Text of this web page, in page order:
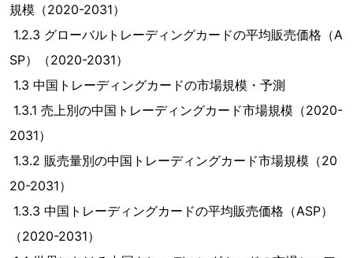
規模（2020-2031）
1.2.3 グローバルトレーディングカードの平均販売価格（A
SP）（2020-2031）
1.3 中国トレーディングカードの市場規模・予測
1.3.1 売上別の中国トレーディングカード市場規模（2020-
2031）
1.3.2 販売量別の中国トレーディングカード市場規模（20
20-2031）
1.3.3 中国トレーディングカードの平均販売価格（ASP）
（2020-2031）